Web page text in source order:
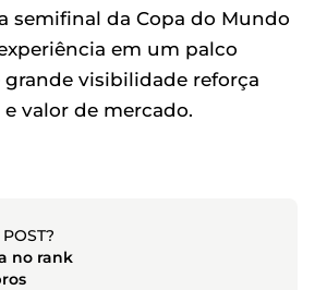
semifinal da Copa do Mundo
em um palco
visibilidade reforça
valor de mercado.
no rank